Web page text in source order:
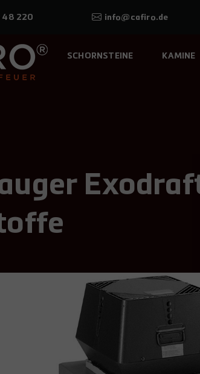
48 220 info@cafiro.de
SCHORNSTEINE KAMINE